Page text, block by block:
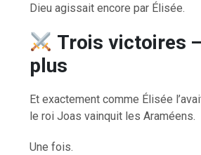
Dieu agissait encore par Élisée.
Trois victoires
plus
Et exactement comme Élisée
le roi Joas vainquit les Araméens.
Une fois.